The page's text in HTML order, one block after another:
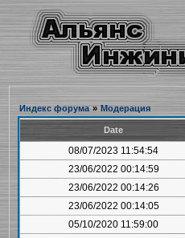
Индекс форума » Модерация
Date
08/07/2023 11:54:54
23/06/2022 00:14:59
23/06/2022 00:14:26
23/06/2022 00:14:05
05/10/2020 11:59:00